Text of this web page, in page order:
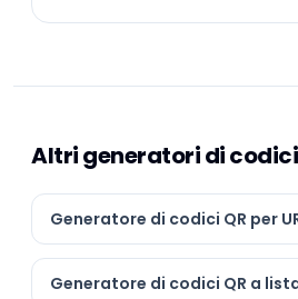
Altri generatori di codici
Generatore di codici QR per
Generatore di codici QR a